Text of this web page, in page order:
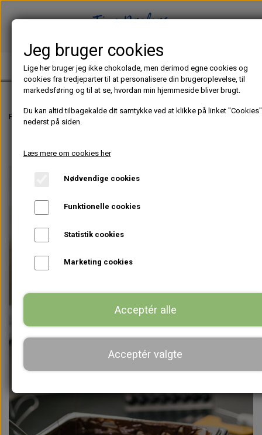
TINE PREFERS CHOCOLATE
Forside Chokoladeblog Chokoladetemperering - Så nemt er det!
Jeg bruger cookies
Lige her bruger jeg ikke chokolade, men derimod egne cookies og
cookies fra tredjeparter til at personalisere din brugeroplevelse, til
markedsføring og til at se, hvordan min hjemmeside bliver brugt.
Du kan altid tilbagekalde dit samtykke ved at klikke på linket "Cookies"
nederst på siden.
Læs mere om cookies her
Nødvendige cookies
Funktionelle cookies
Statistik cookies
Marketing cookies
Acceptér alle
Acceptér valgte